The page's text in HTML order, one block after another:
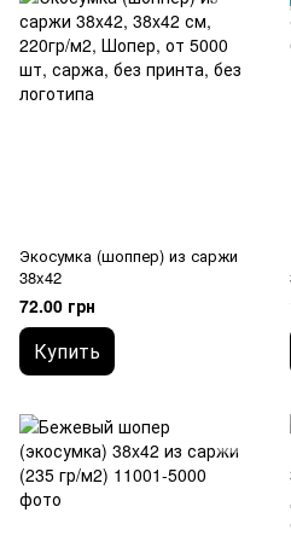
Экосумка (шоппер) из саржи
38x42
72.00 грн
Купить